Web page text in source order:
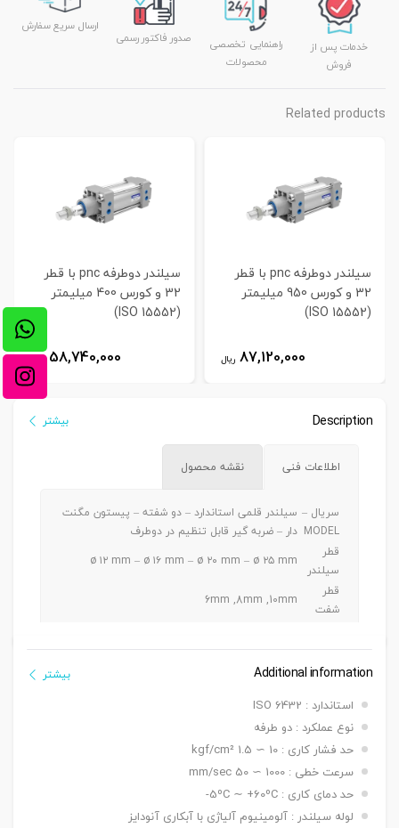
خدمات پس از
فروش
راهنمایی تخصصی
محصولات
صدور فاکتور رسمی
ارسال سریع سفارش
Related products
سیلندر دوطرفه pnc با قطر
32 و کورس 950 میلیمتر
(ISO 15552)
87,120,000 ریال
سیلندر دوطرفه pnc با قطر
32 و کورس 400 میلیمتر
(ISO 15552)
58,740,000 ریال
Description بیشتر
اطلاعات فنی نقشه محصول
سریال –
MODEL
سیلندر قلمی استاندارد – دو شفته – پیستون مگنت
دار – ضربه گیر قابل تنظیم در دوطرف
قطر
سیلندر
ø ۱۲ mm – ø ۱۶ mm – ø ۲۰ mm – ø ۲۵ mm
قطر
شفت
6mm ,8mm ,10mm
۲۰ -> Max. 300 mm / ø ۲۵ -> Max. 350 mm
دنده
دنده ماندگی ,دنده نری
بست
نصبی
دوشاخه Y, بست چشمی FI ,بست شناور FC
سنسور
( ø ۱۲ ~ ۲۵ mm ) KT-05 R/BK81
تعداد
سنسور
یک عدد ,دو عدد
Additional information
استاندارد : ISO 6432
نوع عملکرد : دو طرفه
حد فشار کاری : 10 ∼ 1.5 kgf/cm²
سرعت خطی : 1000 ∼ 50 mm/sec
حد دمای کاری : 5ºC ∼ +60ºC-
لوله سیلندر : آلومینیوم آلیاژی با آبکاری آنودایز
بیشتر